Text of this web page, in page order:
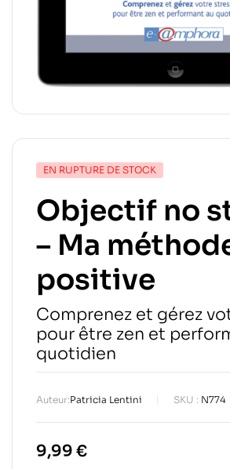
EN RUPTURE DE STOCK
Objectif no
– Ma
positive
Comprenez et gérez
pour être zen et
quotidien
Auteur:Patricia Lentini SKU : N774
9,99 €